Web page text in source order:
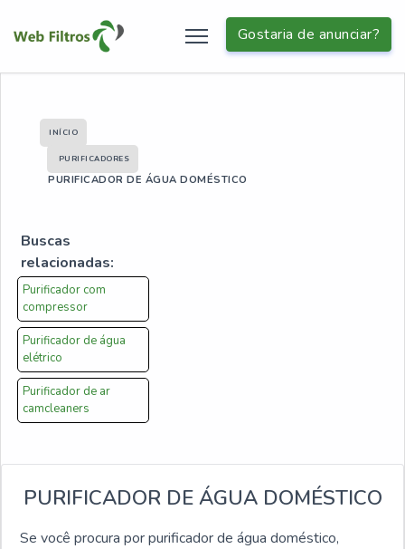
Gostaria de anunciar?
INÍCIO
PURIFICADORES
PURIFICADOR DE ÁGUA DOMÉSTICO
Buscas
relacionadas:
Purificador com
compressor
Purificador de água
elétrico
Purificador de ar
camcleaners
PURIFICADOR DE ÁGUA DOMÉSTICO
Se você procura por purificador de água doméstico,